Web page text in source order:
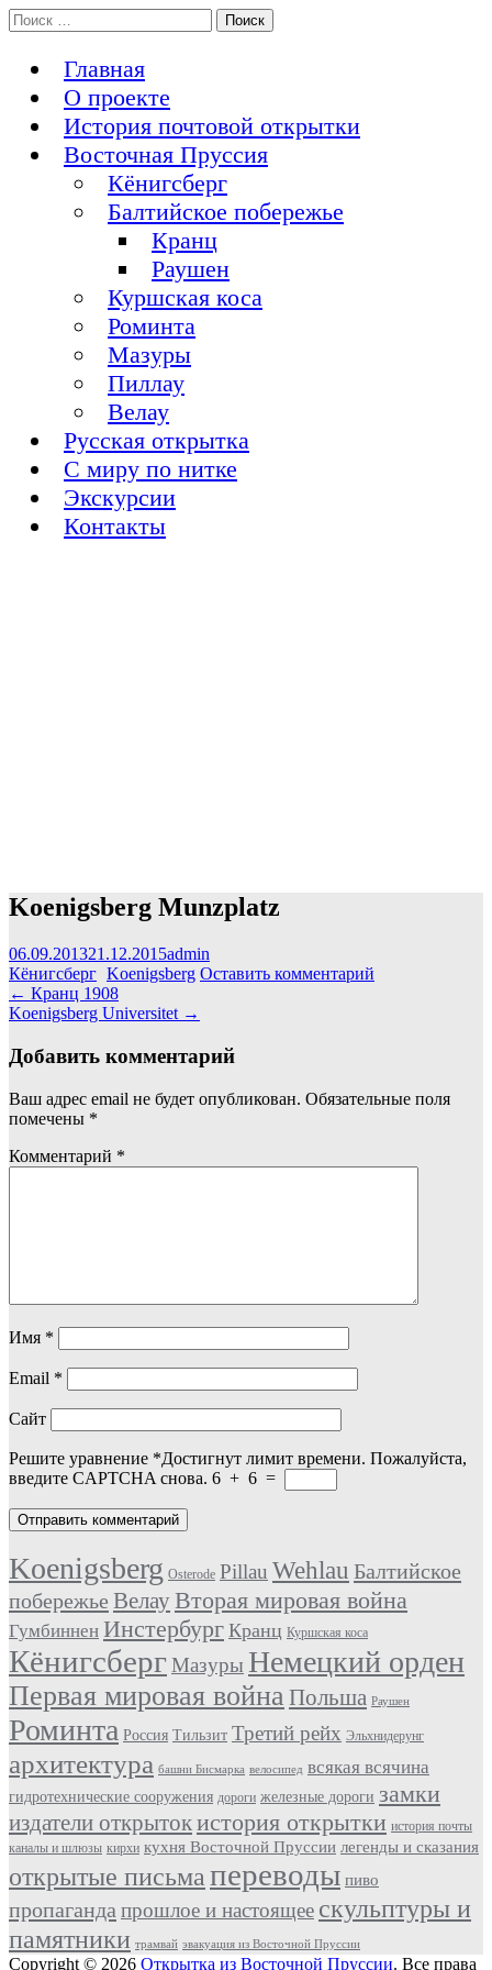
Перейти
к
История Восточной Пруссии в почтовых открытках и не
Поиск:
Главная
О проекте
История почтовой открытки
Восточная Пруссия
Кёнигсберг
Балтийское побережье
Кранц
Раушен
Куршская коса
Роминта
Мазуры
Пиллау
Велау
Русская открытка
С миру по нитке
Экскурсии
Контакты
Koenigsberg Munzplatz
06.09.201321.12.2015admin
Кёнигсберг Koenigsberg Оставить комментарий
Навигация
по
← Кранц 1908
Koenigsberg Universitet →
Добавить комментарий
Ваш адрес email не будет опубликован. Обязательные поля
помечены *
Комментарий *
Имя *
Email *
Сайт
Решите уравнение *Достигнут лимит времени. Пожалуйста,
введите CAPTCHA снова. 6 + 6 =
Koenigsberg Osterode Pillau Wehlau Балтийское
побережье ВелауВторая мировая война
Гумбиннен Инстербург Кранц Куршская коса
Кёнигсберг Мазуры Немецкий орден
Первая мировая война Польша Раушен
Роминта Россия Тильзит Третий рейх Эльхнидерунг
архитектура башни Бисмарка велосипед всякая всячина
гидротехнические сооружения дороги железные дороги замки
издатели открытокистория открытки история почты
каналы и шлюзы кирхи кухня Восточной Пруссии легенды и сказания
открытые письмапереводы пиво
пропаганда прошлое и настоящее скульптуры и
памятники трамвай эвакуация из Восточной Пруссии
Copyright © 2026 Открытка из Восточной Пруссии. Все права